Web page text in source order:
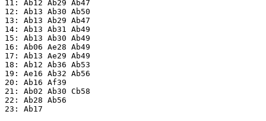
11: Ab12 Ab29 Ab47
12: Ab13 Ab30 Ab50
13: Ab13 Ab29 Ab47
14: Ab13 Ab31 Ab49
15: Ab13 Ab30 Ab49
16: Ab06 Ae28 Ab49
17: Ab13 Ae29 Ab49
18: Ab12 Ab36 Ab53
19: Ae16 Ab32 Ab56
20: Ab16 Af39
21: Ab02 Ab30 Cb58
22: Ab28 Ab56
23: Ab17